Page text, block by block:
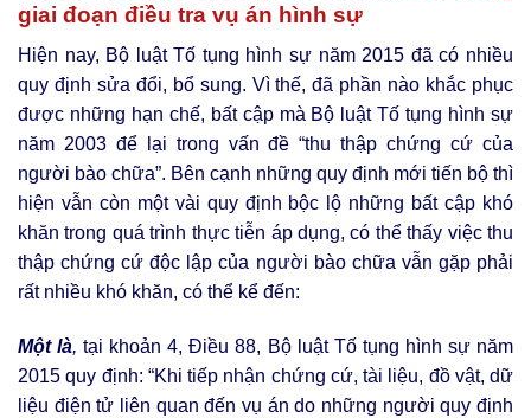
giai đoạn điều tra vụ án hình sự
Hiện nay, Bộ luật Tố tụng hình sự năm 2015 đã có nhiều
quy định sửa đổi, bổ sung. Vì thế, đã phần nào khắc phục
được những hạn chế, bất cập mà Bộ luật Tố tụng hình sự
năm 2003 để lại trong vấn đề “thu thập chứng cứ của
người bào chữa”. Bên cạnh những quy định mới tiến bộ thì
hiện vẫn còn một vài quy định bộc lộ những bất cập khó
khăn trong quá trình thực tiễn áp dụng, có thể thấy việc thu
thập chứng cứ độc lập của người bào chữa vẫn gặp phải
rất nhiều khó khăn, có thể kể đến:
Một là,tại khoản 4, Điều 88, Bộ luật Tố tụng hình sự năm
2015 quy định: “Khi tiếp nhận chứng cứ, tài liệu, đồ vật, dữ
liệu điện tử liên quan đến vụ án do những người quy định